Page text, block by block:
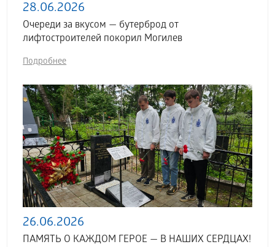
28.06.2026
Очереди за вкусом — бутерброд от
лифтостроителей покорил Могилев
Подробнее
26.06.2026
ПАМЯТЬ О КАЖДОМ ГЕРОЕ — В НАШИХ СЕРДЦАХ!